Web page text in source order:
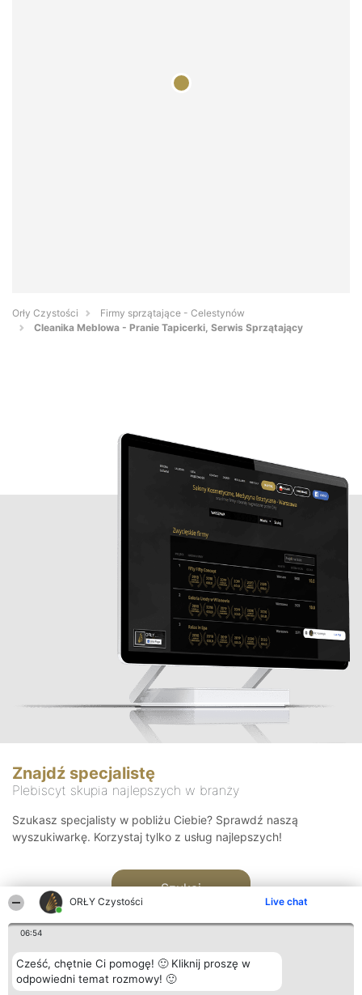
ORŁY Czystości Live chat
06:54
Cześć, chętnie Ci pomogę! 🙂 Kliknij proszę w
odpowiedni temat rozmowy! 🙂
Orły Czystości
Firmy sprzątające - Celestynów
Cleanika Meblowa - Pranie Tapicerki, Serwis Sprzątający
Znajdź specjalistę
Plebiscyt skupia najlepszych w branży
Szukasz specjalisty w pobliżu Ciebie? Sprawdź naszą
wyszukiwarkę. Korzystaj tylko z usług najlepszych!
Szukaj